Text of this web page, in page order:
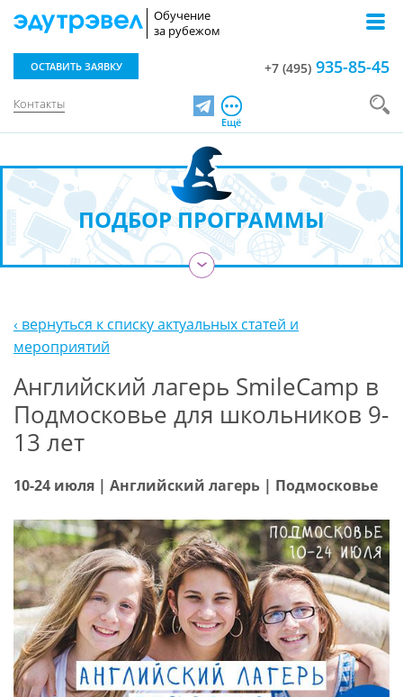
Обучение
за рубежом
Контакты
ОСТАВИТЬ ЗАЯВКУ +7 (495) 935-85-45
TelegramЕщё
ПОДБОР ПРОГРАММЫ
›
‹ вернуться к списку актуальных статей и
мероприятий
Английский лагерь SmileCamp в
Подмосковье для школьников 9-
13 лет
10-24 июля | Английский лагерь | Подмосковье